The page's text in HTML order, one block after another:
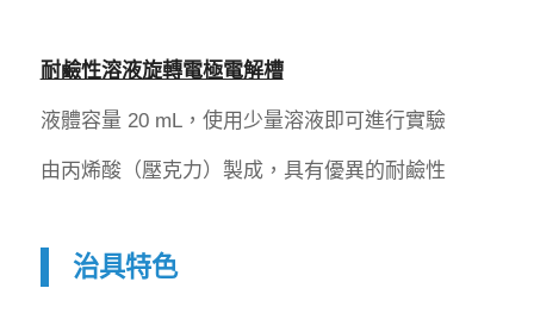
耐鹼性溶液旋轉電極電解槽
液體容量 20 mL，使用少量溶液即可進行實驗
由丙烯酸（壓克力）製成，具有優異的耐鹼性
治具特色